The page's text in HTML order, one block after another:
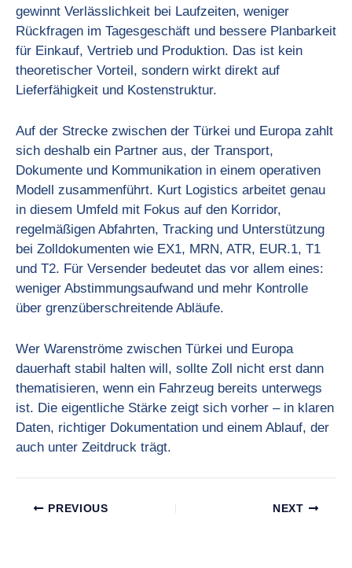
gewinnt Verlässlichkeit bei Laufzeiten, weniger
Rückfragen im Tagesgeschäft und bessere Planbarkeit
für Einkauf, Vertrieb und Produktion. Das ist kein
theoretischer Vorteil, sondern wirkt direkt auf
Lieferfähigkeit und Kostenstruktur.
Auf der Strecke zwischen der Türkei und Europa zahlt
sich deshalb ein Partner aus, der Transport,
Dokumente und Kommunikation in einem operativen
Modell zusammenführt. Kurt Logistics arbeitet genau
in diesem Umfeld mit Fokus auf den Korridor,
regelmäßigen Abfahrten, Tracking und Unterstützung
bei Zolldokumenten wie EX1, MRN, ATR, EUR.1, T1
und T2. Für Versender bedeutet das vor allem eines:
weniger Abstimmungsaufwand und mehr Kontrolle
über grenzüberschreitende Abläufe.
Wer Warenströme zwischen Türkei und Europa
dauerhaft stabil halten will, sollte Zoll nicht erst dann
thematisieren, wenn ein Fahrzeug bereits unterwegs
ist. Die eigentliche Stärke zeigt sich vorher – in klaren
Daten, richtiger Dokumentation und einem Ablauf, der
auch unter Zeitdruck trägt.
PREVIOUS NEXT